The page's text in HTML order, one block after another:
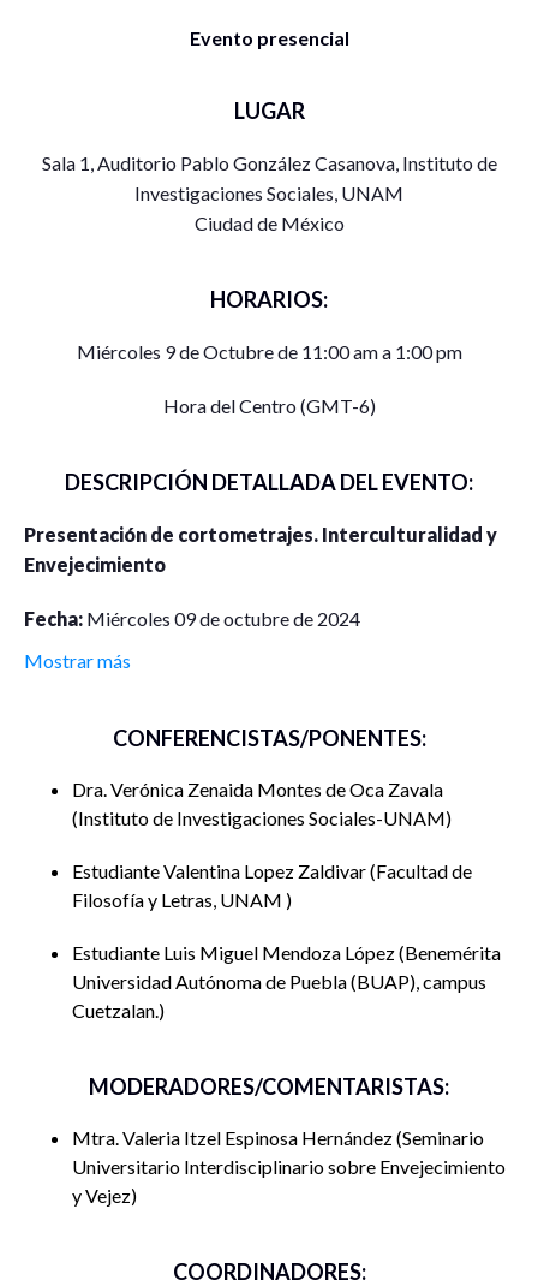
Evento presencial
LUGAR
Sala 1, Auditorio Pablo González Casanova, Instituto de
Investigaciones Sociales, UNAM
Ciudad de México
HORARIOS:
Miércoles 9 de Octubre de 11:00 am a 1:00 pm
Hora del Centro (GMT-6)
DESCRIPCIÓN DETALLADA DEL EVENTO:
Presentación de cortometrajes. Interculturalidad y
Envejecimiento
Fecha: Miércoles 09 de octubre de 2024
de Investigaciones Sociales, UNAM
Modalidad:Presencial
proyección de diversos cortometrajes para incentivar las
reflexiones y promover una comprensión más profunda en
y desafíos que enfrentan las personas mayores en diferentes
contextos socioculturales.
11:00 a 11:10. Bienvenida y presentación.
Dra. Verónica Montes de Oca Zavala, Instituto de
Investigaciones Sociales, Coordinadora del Seminario
Universitario Interdisciplinario sobre Envejecimiento y
Mostrar más
CONFERENCISTAS/PONENTES:
Dra. Verónica Zenaida Montes de Oca Zavala
Instituto de Investigaciones Sociales-UNAM
Estudiante Valentina Lopez Zaldivar Facultad de
Filosofía y Letras, UNAM
Estudiante Luis Miguel Mendoza López Benemérita
Universidad Autónoma de Puebla (BUAP), campus
Cuetzalan.
MODERADORES/COMENTARISTAS:
Mtra. Valeria Itzel Espinosa Hernández Seminario
Universitario Interdisciplinario sobre Envejecimiento
y Vejez
COORDINADORES: